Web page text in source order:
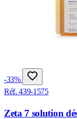
-33%
Réf. 439-1575
Zeta 7 solution